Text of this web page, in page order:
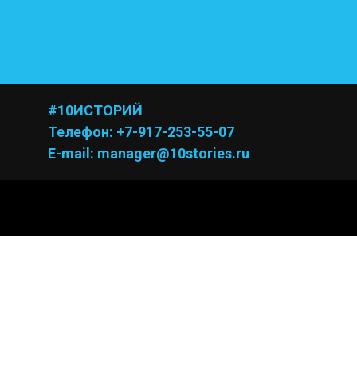
#10ИСТОРИЙ
Телефон: +7-917-253-55-07
E-mail: manager@10stories.ru